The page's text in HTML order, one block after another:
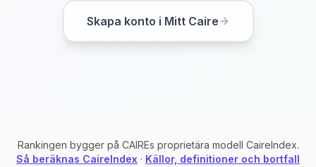
Skapa konto i Mitt Caire
Rankingen bygger på CAIREs proprietära modell CaireIndex.
Så beräknas CaireIndex · Källor, definitioner och bortfall